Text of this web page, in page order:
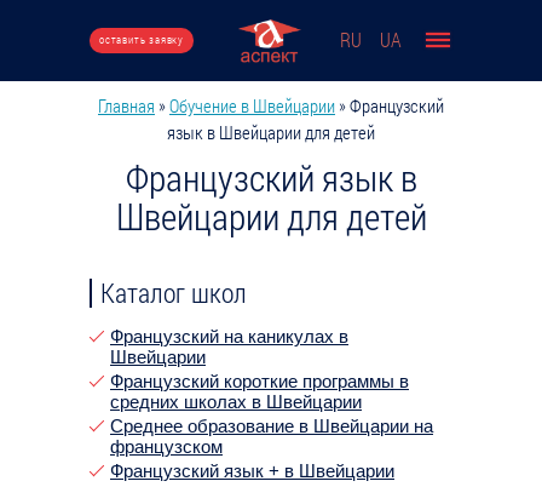
оставить заявку RU UA
Вы здесь
Главная »Обучение в Швейцарии »Французский
язык в Швейцарии для детей
Французский язык в
Швейцарии для детей
Каталог школ
Французский на каникулах в
Швейцарии
Французский короткие программы в
средних школах в Швейцарии
Среднее образование в Швейцарии на
французском
Французский язык + в Швейцарии